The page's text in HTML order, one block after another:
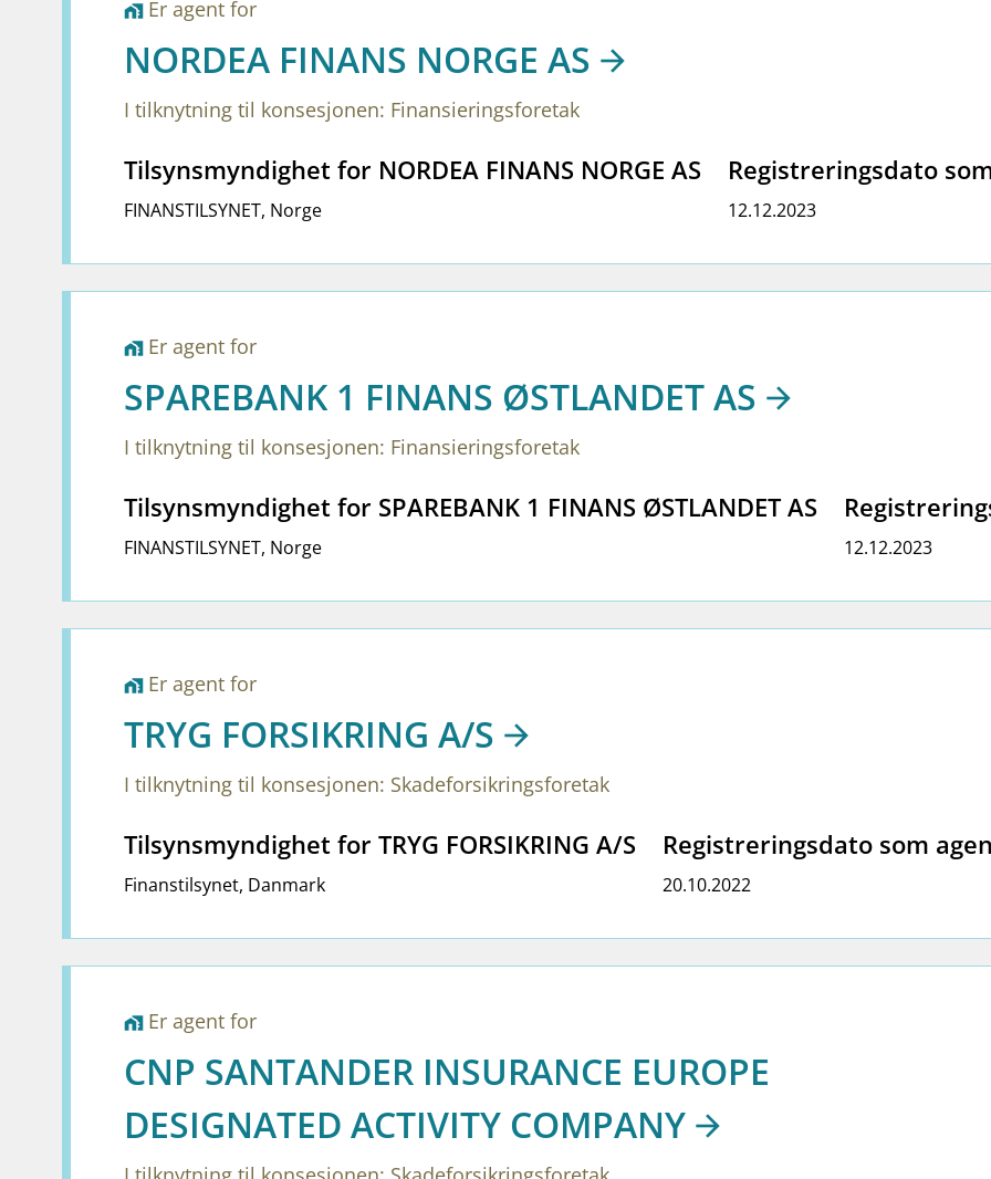
home_work Er agent for
NORDEA FINANS NORGE AS
I tilknytning til konsesjonen: Finansieringsforetak
Tilsynsmyndighet for NORDEA FINANS NORGE AS
FINANSTILSYNET, Norge
Registreringsdato
12.12.2023
home_work Er agent for
SPAREBANK 1 FINANS ØSTLANDET AS
I tilknytning til konsesjonen: Finansieringsforetak
Tilsynsmyndighet for SPAREBANK 1 FINANS ØSTLANDET AS
FINANSTILSYNET, Norge 12.12.2023
home_work Er agent for
TRYG FORSIKRING A/S
I tilknytning til konsesjonen: Skadeforsikringsforetak
Tilsynsmyndighet for TRYG FORSIKRING A/S
Finanstilsynet, Danmark
Registreringsdato som
20.10.2022
home_work Er agent for
CNP SANTANDER INSURANCE EUROPE
DESIGNATED ACTIVITY COMPANY